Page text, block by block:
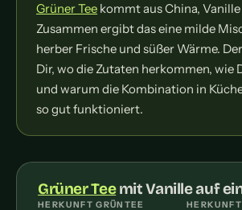
Grüner Tee kommt aus China,
Zusammen ergibt das eine milde
herber Frische und süßer Wärme.
Dir, wo die Zutaten herkommen, wie
und warum die Kombination in
so gut funktioniert.
Grüner Teemit Vanille auf
HERKUNFT GRÜNTEE